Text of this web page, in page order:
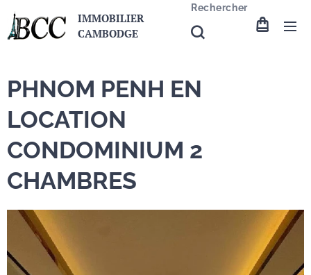
IMMOBILIER
CAMBODGE
Rechercher
PHNOM PENH EN
LOCATION
CONDOMINIUM 2
CHAMBRES